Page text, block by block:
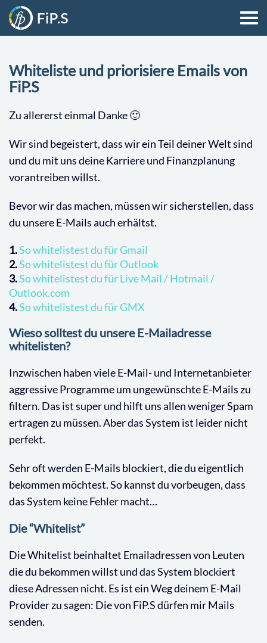
Whiteliste und priorisiere Emails von
FiP.S
Zu allererst einmal Danke 🙂
Wir sind begeistert, dass wir ein Teil deiner Welt sind
und du mit uns deine Karriere und Finanzplanung
vorantreiben willst.
Bevor wir das machen, müssen wir sicherstellen, dass
du unsere E-Mails auch erhältst.
1.So whitelistest du für Gmail
2.So whitelistest du für Outlook
3.So whitelistest du für Live Mail / Hotmail /
Outlook.com
4.So whitelistest du für GMX
Wieso solltest du unsere E-Mailadresse
whitelisten?
Inzwischen haben viele E-Mail- und Internetanbieter
aggressive Programme um ungewünschte E-Mails zu
filtern. Das ist super und hilft uns allen weniger Spam
ertragen zu müssen. Aber das System ist leider nicht
perfekt.
Sehr oft werden E-Mails blockiert, die du eigentlich
bekommen möchtest. So kannst du vorbeugen, dass
das System keine Fehler macht…
Die “Whitelist”
Die Whitelist beinhaltet Emailadressen von Leuten
die du bekommen willst und das System blockiert
diese Adressen nicht. Es ist ein Weg deinem E-Mail
Provider zu sagen: Die von FiP.S dürfen mir Mails
senden.